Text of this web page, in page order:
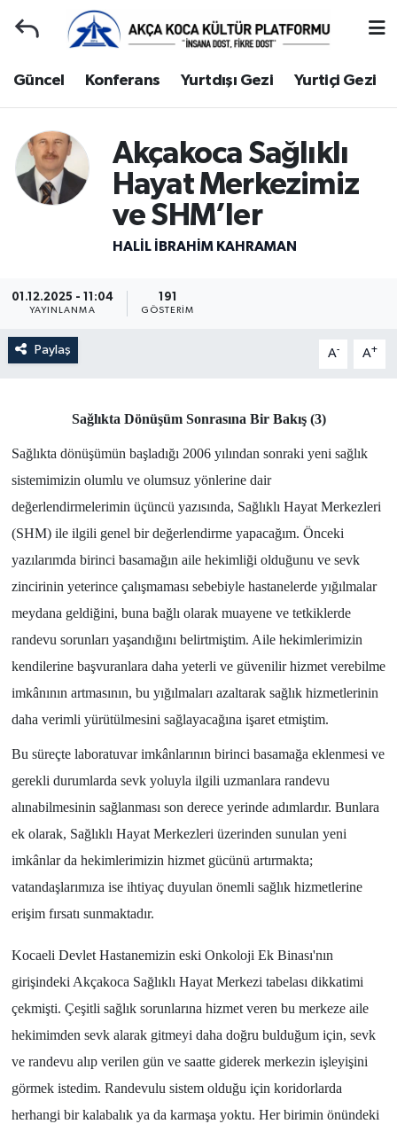
Güncel Konferans Yurtdışı Gezi Yurtiçi Gezi
Akçakoca Sağlıklı
Hayat Merkezimiz
ve SHM’ler
HALIL İBRAHIM KAHRAMAN
01.12.2025 - 11:04
YAYINLANMA
191
GÖSTERIM
Paylaş A- A+
Sağlıkta Dönüşüm Sonrasına Bir Bakış (3)
Sağlıkta dönüşümün başladığı 2006 yılından sonraki yeni sağlık
sistemimizin olumlu ve olumsuz yönlerine dair
değerlendirmelerimin üçüncü yazısında, Sağlıklı Hayat Merkezleri
(SHM) ile ilgili genel bir değerlendirme yapacağım. Önceki
yazılarımda birinci basamağın aile hekimliği olduğunu ve sevk
zincirinin yeterince çalışmaması sebebiyle hastanelerde yığılmalar
meydana geldiğini, buna bağlı olarak muayene ve tetkiklerde
randevu sorunları yaşandığını belirtmiştim. Aile hekimlerimizin
kendilerine başvuranlara daha yeterli ve güvenilir hizmet verebilme
imkânının artmasının, bu yığılmaları azaltarak sağlık hizmetlerinin
daha verimli yürütülmesini sağlayacağına işaret etmiştim.
Bu süreçte laboratuvar imkânlarının birinci basamağa eklenmesi ve
gerekli durumlarda sevk yoluyla ilgili uzmanlara randevu
alınabilmesinin sağlanması son derece yerinde adımlardır. Bunlara
ek olarak, Sağlıklı Hayat Merkezleri üzerinden sunulan yeni
imkânlar da hekimlerimizin hizmet gücünü artırmakta;
vatandaşlarımıza ise ihtiyaç duyulan önemli sağlık hizmetlerine
erişim fırsatı sunmaktadır.
Kocaeli Devlet Hastanemizin eski Onkoloji Ek Binası'nın
girişindeki Akçakoca Sağlıklı Hayat Merkezi tabelası dikkatimi
çekmişti. Çeşitli sağlık sorunlarına hizmet veren bu merkeze aile
hekimimden sevk alarak gitmeyi daha doğru bulduğum için, sevk
ve randevu alıp verilen gün ve saatte giderek merkezin işleyişini
görmek istedim. Randevulu sistem olduğu için koridorlarda
herhangi bir kalabalık ya da karmaşa yoktu. Her birimin önündeki
Gençlerle Başbaşa
Güncel
Konferans
Yurtdışı Gezi
Yurtiçi Gezi
Ziyaretler
Yönetim Kurulu
Yüksek İstişare Kurulu
Kocaeli Hava Durumu
Kocaeli Namaz Vakitleri
Kocaeli Trafik Yoğunluk Haritası
Süper Lig Puan Durumu ve Fikstür
Tüm Manşetler
Son Dakika Haberleri